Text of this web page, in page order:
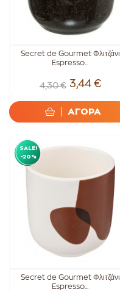
Secret de Gourmet Φλιτζάνι
Espresso...
4,30 € 3,44 €
ΑΓΟΡΑ
SALE!
-20%
Secret de Gourmet Φλιτζάνι
Espresso...